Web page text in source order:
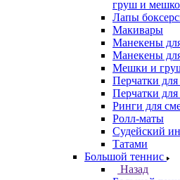
груш и
Лапы
Макивары
Манекены
Манекены
Мешки и
Перчатки для
Перчатки
Ринги для
Ролл-маты
Судейский
Татами
Большой теннис
Назад